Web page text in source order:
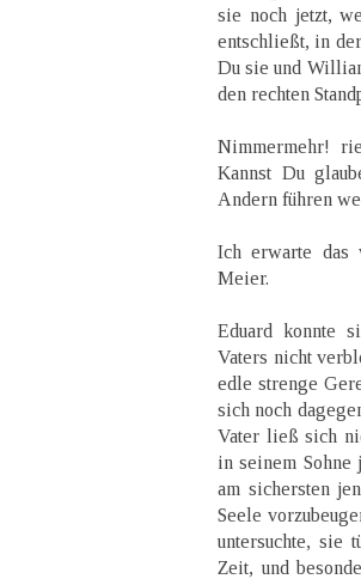
sie noch jetzt,
entschließt, in
Du sie und
den rechten
Nimmermehr!
Kannst Du
Andern führen
Ich erwarte
Meier.
Eduard konnte
Vaters nicht
edle strenge
sich noch
Vater ließ sich
in seinem Sohne
am sichersten
Seele
untersuchte, sie
Zeit, und